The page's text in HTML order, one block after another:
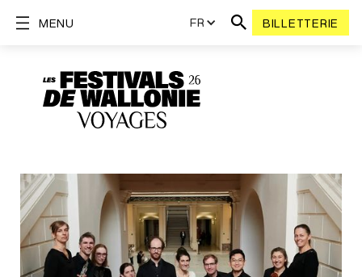
FR BILLETTERIE
MENU